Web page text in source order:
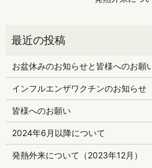
お盆休みのお知らせと皆様へのお願
インフルエンザワクチンのお知らせ
皆様へのお願い
2024年6月以降について
発熱外来について（2023年12月）